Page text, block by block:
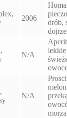
2006
drób,
N/A
lekkie
N/A
morza